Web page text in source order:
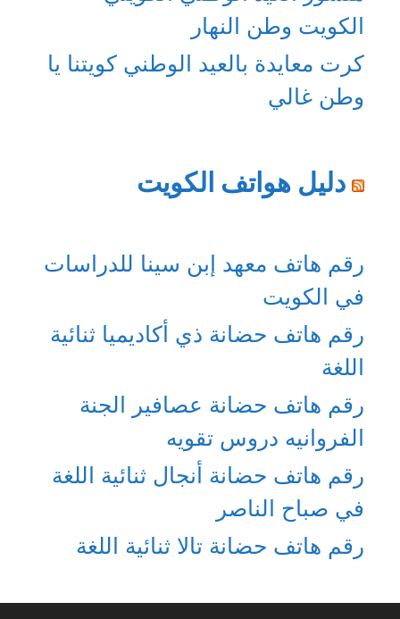
الكويت وطن النهار
كرت معايدة بالعيد الوطني كويتنا يا
وطن غالي
دليل هواتف الكويت
رقم هاتف معهد إبن سينا للدراسات
في الكويت
رقم هاتف حضانة ذي أكاديميا ثنائية
اللغة
رقم هاتف حضانة عصافير الجنة
الفروانيه دروس تقويه
رقم هاتف حضانة أنجال ثنائية اللغة
في صباح الناصر
رقم هاتف حضانة تالا ثنائية اللغة